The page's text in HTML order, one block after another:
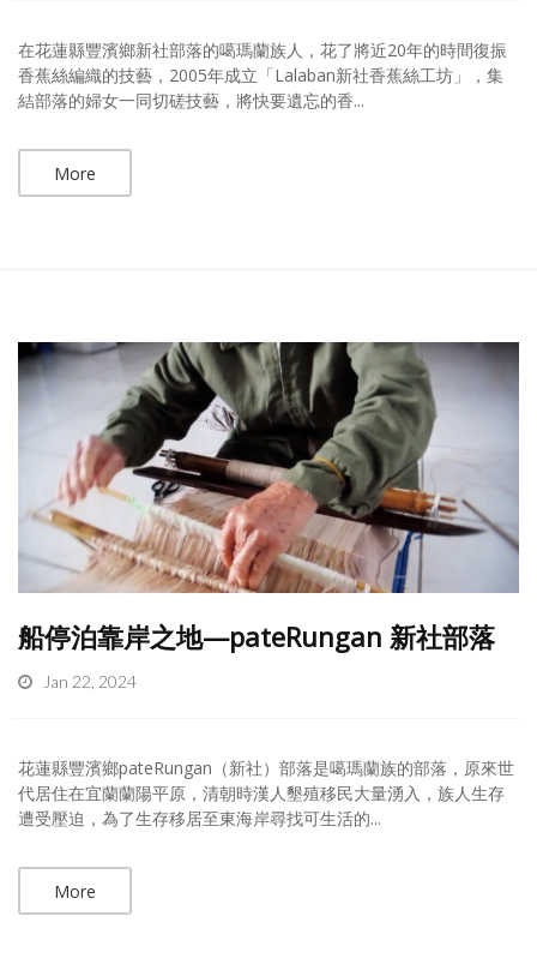
在花蓮縣豐濱鄉新社部落的噶瑪蘭族人，花了將近20年的時間復振
香蕉絲編織的技藝，2005年成立「Lalaban新社香蕉絲工坊」，集
結部落的婦女一同切磋技藝，將快要遺忘的香...
More
船停泊靠岸之地—pateRungan 新社部落
Jan 22, 2024
花蓮縣豐濱鄉pateRungan（新社）部落是噶瑪蘭族的部落，原來世
代居住在宜蘭蘭陽平原，清朝時漢人墾殖移民大量湧入，族人生存
遭受壓迫，為了生存移居至東海岸尋找可生活的...
More